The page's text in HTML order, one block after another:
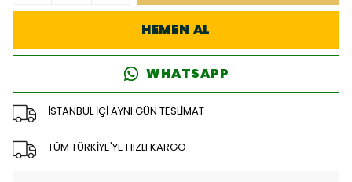
HEMEN AL
WHATSAPP
İSTANBUL İÇİ AYNI GÜN TESLİMAT
TÜM TÜRKİYE'YE HIZLI KARGO